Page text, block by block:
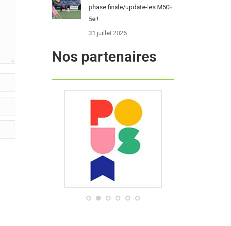
phase finale/update-les M50+
5e !
31 juillet 2026
Nos partenaires